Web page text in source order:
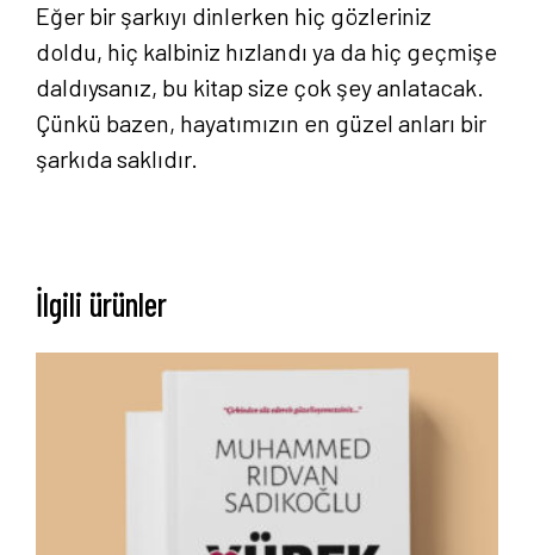
Eğer bir şarkıyı dinlerken hiç gözleriniz
doldu, hiç kalbiniz hızlandı ya da hiç geçmişe
daldıysanız, bu kitap size çok şey anlatacak.
Çünkü bazen, hayatımızın en güzel anları bir
şarkıda saklıdır.
İlgili ürünler